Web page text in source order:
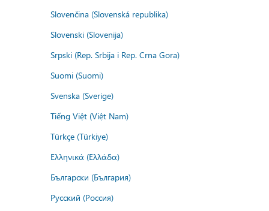
Slovenčina (Slovenská republika)
Slovenski (Slovenija)
Srpski (Rep. Srbija i Rep. Crna Gora)
Suomi (Suomi)
Svenska (Sverige)
Tiếng Việt (Việt Nam)
Türkçe (Türkiye)
Ελληνικά (Ελλάδα)
Български (България)
Русский (Россия)